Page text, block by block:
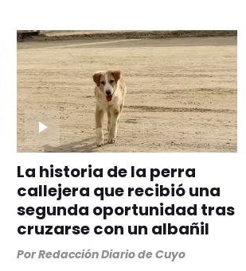
La historia de la perra
callejera que recibió una
segunda oportunidad tras
cruzarse con un albañil
PorRedacción Diario de Cuyo